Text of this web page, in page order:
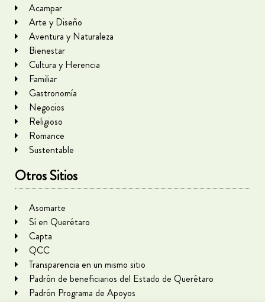
Acampar
Arte y Diseño
Aventura y Naturaleza
Bienestar
Cultura y Herencia
Familiar
Gastronomía
Negocios
Religioso
Romance
Sustentable
Otros Sitios
Asomarte
Sí en Querétaro
Capta
QCC
Transparencia en un mismo sitio
Padrón de beneficiarios del Estado de Querétaro
Padrón Programa de Apoyos